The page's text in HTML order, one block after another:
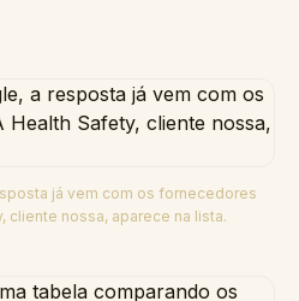
já vem com os fornecedores
cliente nossa, aparece na lista.